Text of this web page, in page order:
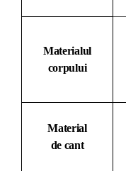
Materialul
corpului
Material
de cant